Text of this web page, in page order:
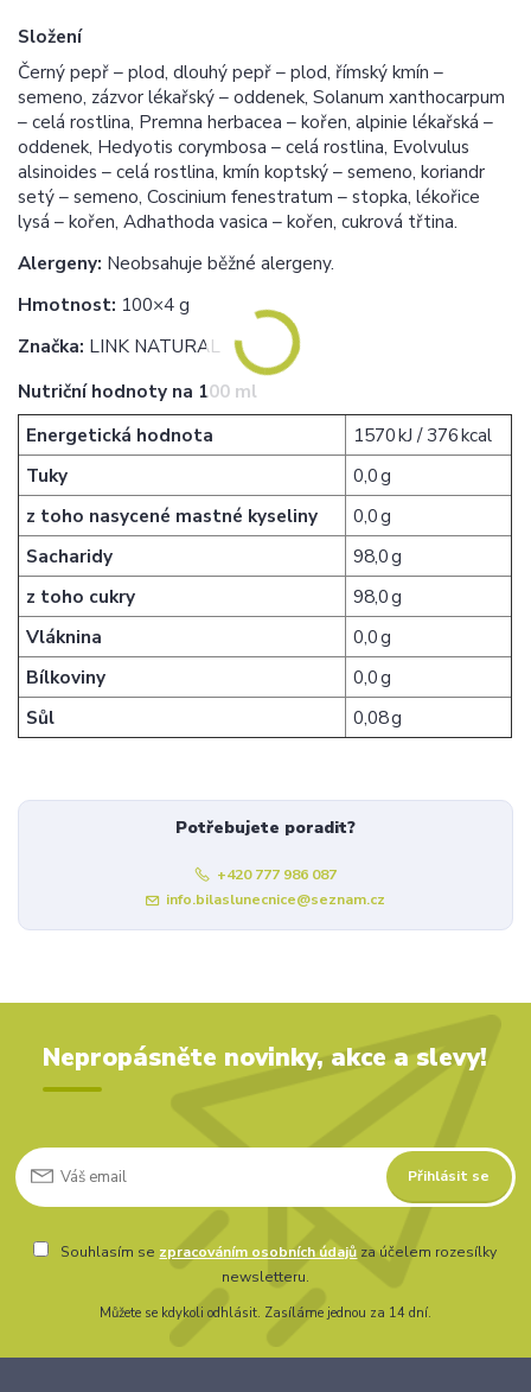
Složení
Černý pepř – plod, dlouhý pepř – plod, římský kmín –
semeno, zázvor lékařský – oddenek, Solanum xanthocarpum
– celá rostlina, Premna herbacea – kořen, alpinie lékařská –
oddenek, Hedyotis corymbosa – celá rostlina, Evolvulus
alsinoides – celá rostlina, kmín koptský – semeno, koriandr
setý – semeno, Coscinium fenestratum – stopka, lékořice
lysá – kořen, Adhathoda vasica – kořen, cukrová třtina.
Alergeny: Neobsahuje běžné alergeny.
Hmotnost: 100×4 g
Značka: LINK NATURAL
Nutriční hodnoty na 100 ml
Energetická hodnota
1570 kJ / 376 kcal
Tuky
0,0 g
z toho nasycené mastné kyseliny
0,0 g
Sacharidy
98,0 g
z toho cukry
98,0 g
Vláknina
0,0 g
Bílkoviny
0,0 g
Sůl
0,08 g
Potřebujete poradit?
+420 777 986 087
info.bilaslunecnice@seznam.cz
Nepropásněte novinky, akce a slevy!
Přihlásit se
Souhlasím se zpracováním osobních údajů za účelem rozesílky
newsletteru.
Můžete se kdykoli odhlásit. Zasíláme jednou za 14 dní.